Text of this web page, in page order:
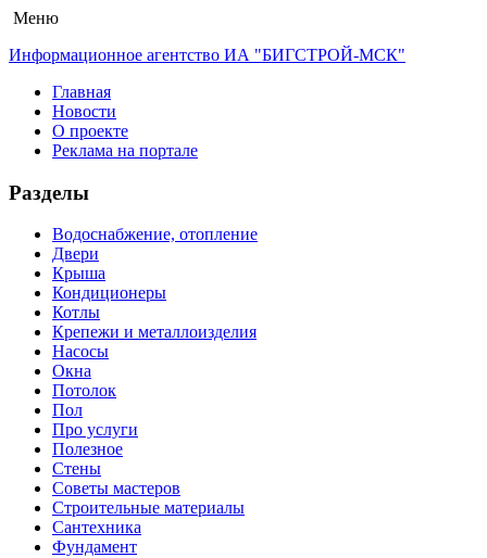
Меню
Информационное агентство ИА "БИГСТРОЙ-МСК"
Главная
Новости
О проекте
Реклама на портале
Разделы
Водоснабжение, отопление
Двери
Крыша
Кондиционеры
Котлы
Крепежи и металлоизделия
Насосы
Окна
Потолок
Пол
Про услуги
Полезное
Стены
Советы мастеров
Строительные материалы
Сантехника
Фундамент